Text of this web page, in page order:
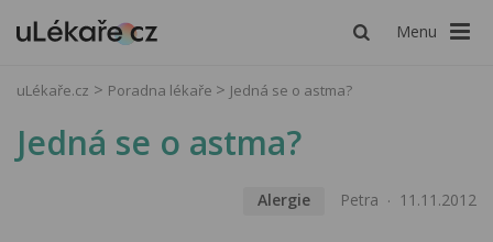
Menu
uLékaře.cz Poradna lékaře Jedná se o astma?
Jedná se o astma?
Alergie Petra 11.11.2012